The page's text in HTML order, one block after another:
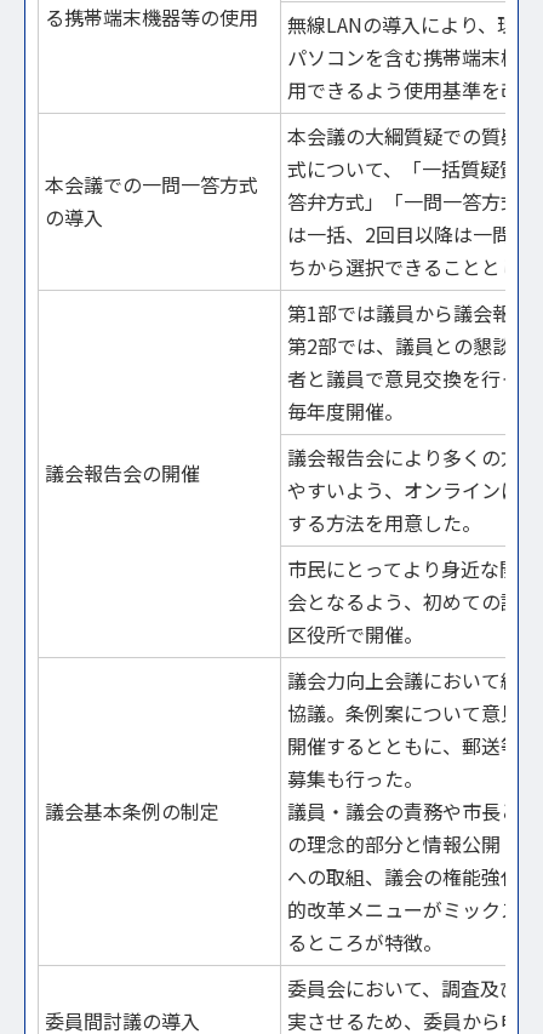
る携帯端末機器等の使用
無線LANの導入により、理事
パソコンを含む携帯端末機
用できるよう使用基準を改
本会議での一問一答方式
の導入
本会議の大綱質疑での質疑
式について、「一括質疑質
答弁方式」「一問一答方式
は一括、2回目以降は一問一
ちから選択できることとし
議会報告会の開催
第1部では議員から議会報告
第2部では、議員との懇談と
者と議員で意見交換を行っ
毎年度開催。
議会報告会により多くの方
やすいよう、オンラインに
する方法を用意した。
市民にとってより身近な開
会となるよう、初めての試
区役所で開催。
議会基本条例の制定
議会力向上会議において約2
協議。条例案について意見
開催するとともに、郵送等
募集も行った。
議員・議会の責務や市長と
の理念的部分と情報公開・
への取組、議会の権能強化
的改革メニューがミックス
るところが特徴。
委員間討議の導入
委員会において、調査及び
実させるため、委員から申